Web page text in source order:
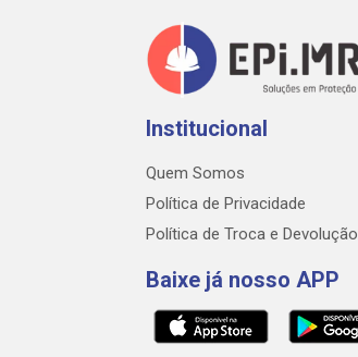
Institucional
Quem Somos
Política de Privacidade
Política de Troca e Devolução
Baixe já nosso APP